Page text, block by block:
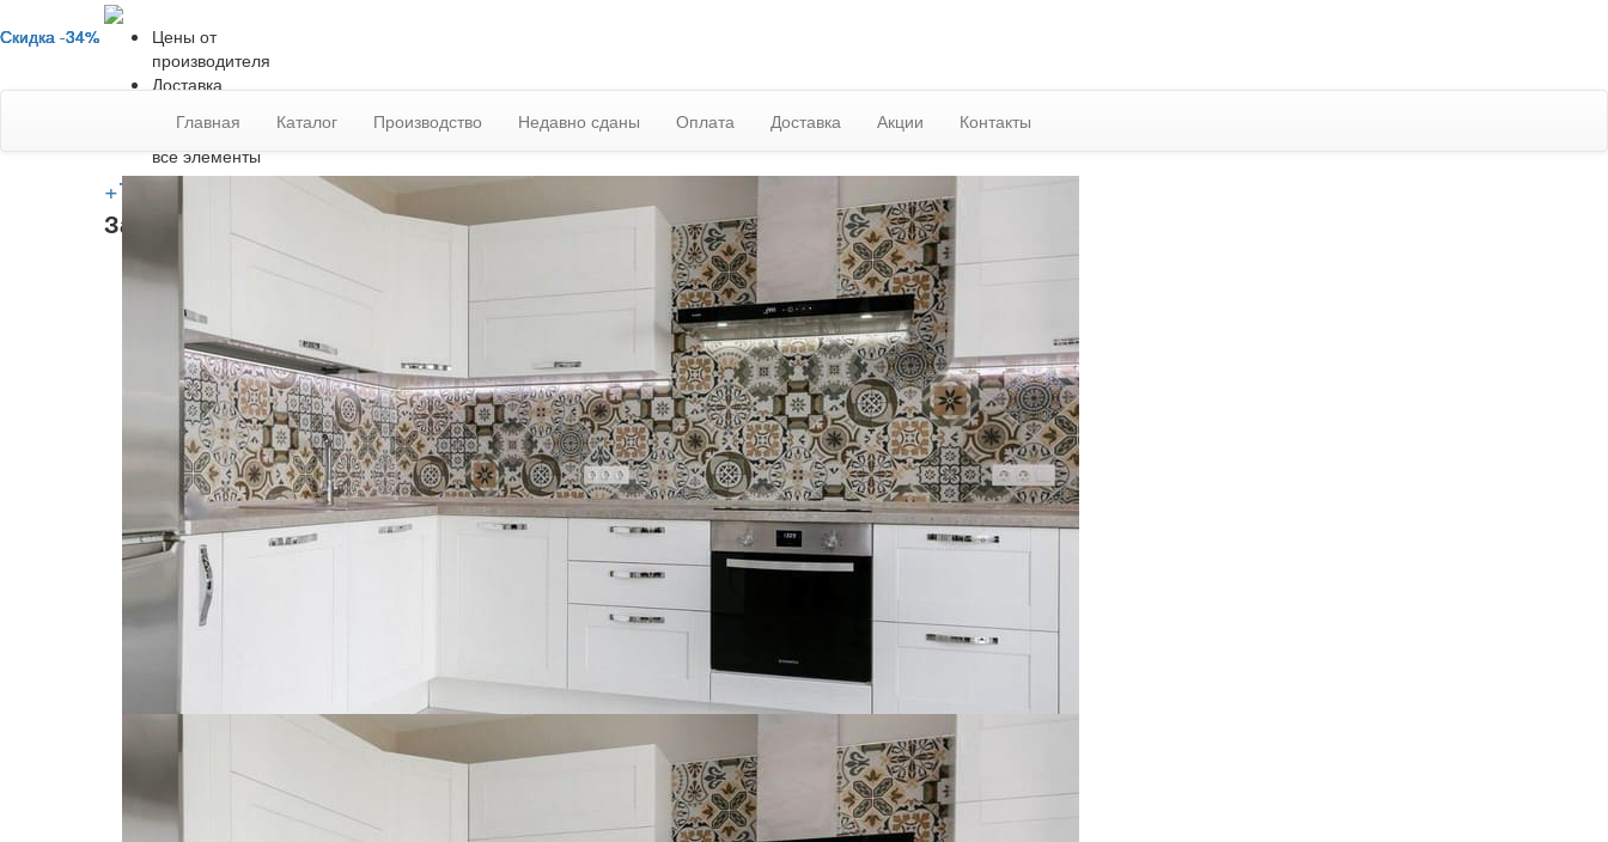
Цены от
производителя
Доставка
Гарантия на
все элементы
+7 (812) 409-90-78
Заказать звонок
Главная Каталог Производство Недавно сданы Оплата Доставка Акции Контакты
Скидка -34%
Скидка -34%
Скидка -34%
Скидка -34%